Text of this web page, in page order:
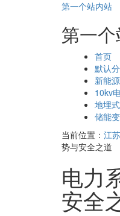
第一个站内站
第一
首页
默认
新能
10kv
地埋
储能
当前位置： 江
势与安全之道
电力
安全